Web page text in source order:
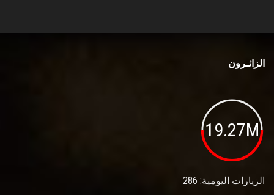
الزائـرون
19.27M
الزيارات اليومية: 286